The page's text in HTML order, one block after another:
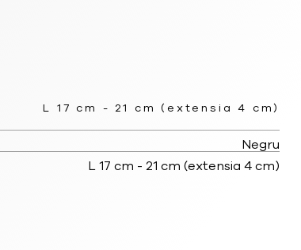
L 17 cm - 21 cm (extensia 4 cm)
Negru
L 17 cm - 21 cm (extensia 4 cm)